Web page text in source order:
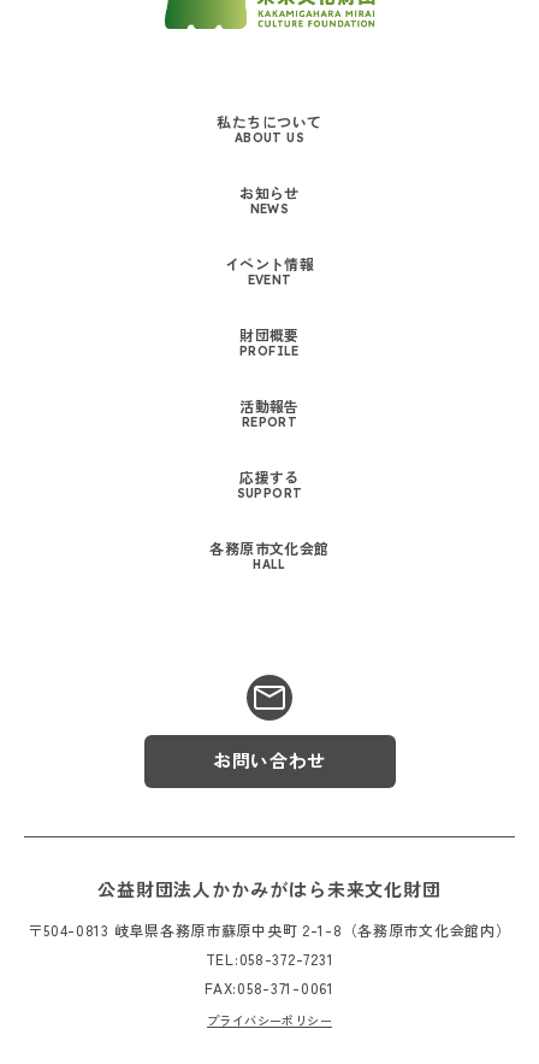
私たちについて
ABOUT US
お知らせ
NEWS
イベント情報
EVENT
財団概要
PROFILE
活動報告
REPORT
応援する
SUPPORT
各務原市文化会館
HALL
お問い合わせ
公益財団法人かかみがはら未来文化財団
〒504-0813 岐阜県各務原市蘇原中央町 2-1-8（各務原市文化会館内）
TEL:058-372-7231
FAX:058-371-0061
プライバシーポリシー